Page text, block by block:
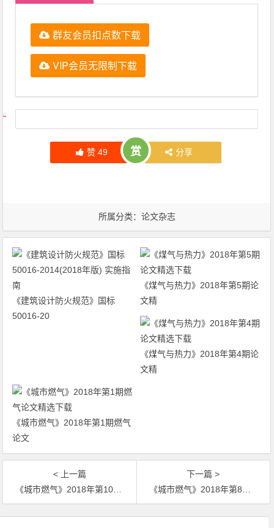
群友会员扣点数下载
VIP会员无限制下载
文章导航
赞 49 赏 分享
所属分类： 论文杂志
《建筑设计防火规范》国标
50016-20
《煤气与热力》2018年第5期论
文精
《煤气与热力》2018年第4期论
文精
《城市燃气》2018年第1期燃气
论文
< 上一篇
《城市燃气》2018年第10期燃气论文精选下载
下一篇 >
《城市燃气》2018年第8期燃气论文精选下载
文章导航